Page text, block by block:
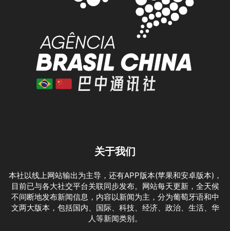
关于我们
本社以线上网站输出为主导，还有APP版本(苹果和安卓版本)，
目前已与各大社交平台关联同步发布。网站每天更新，全天候
不间断地发布新闻信息，内容以新闻为主，分为葡萄牙语和中
文两大版本，包括国内、国际、科技、经济、政治、生活、华
人等新闻类别。